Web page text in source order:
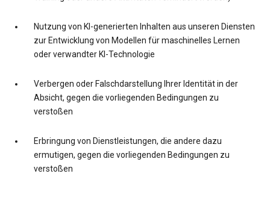
Nutzung von KI-generierten Inhalten aus unseren Diensten
zur Entwicklung von Modellen für maschinelles Lernen
oder verwandter KI-Technologie
Verbergen oder Falschdarstellung Ihrer Identität in der
Absicht, gegen die vorliegenden Bedingungen zu
verstoßen
Erbringung von Dienstleistungen, die andere dazu
ermutigen, gegen die vorliegenden Bedingungen zu
verstoßen